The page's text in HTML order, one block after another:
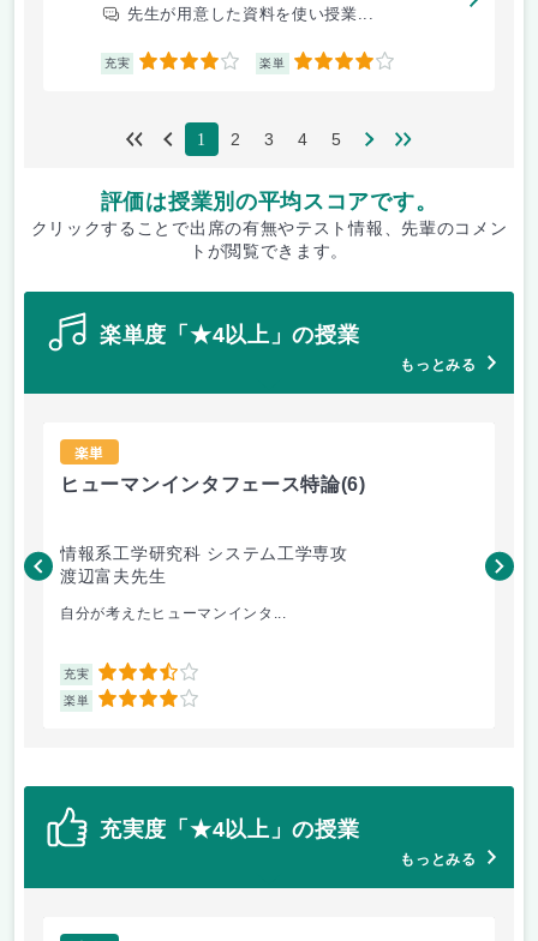
先生が用意した資料を使い授業...
充実 4 楽単 4
1 2 3 4 5
評価は授業別の平均スコアです。
クリックすることで出席の有無やテスト情報、先輩のコメン
トが閲覧できます。
楽単度「★4以上」の授業
もっとみる
楽単
ヒューマンインタフェース特論(6)
情報系工学研究科 システム工学専攻
渡辺富夫先生
自分が考えたヒューマンインタ...
充実 3.5
楽単 4
徳
充実度「★4以上」の授業
もっとみる